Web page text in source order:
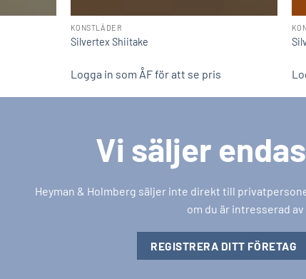
KONSTLÄDER
Silvertex Shiitake
Logga in som ÅF för att se pris
Vi säljer
Heyman & Holmberg säljer inte direkt till
om du är intresserad
REGISTRERA DITT FÖRETAG